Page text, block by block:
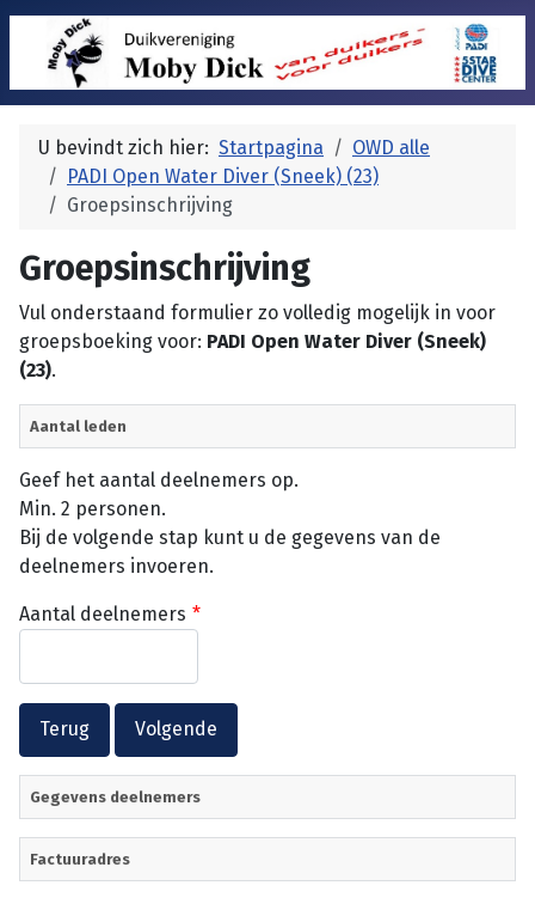
U bevindt zich hier: Startpagina
OWD alle
PADI Open Water Diver (Sneek) (23)
Groepsinschrijving
Groepsinschrijving
Vul onderstaand formulier zo volledig mogelijk in voor
groepsboeking voor: PADI Open Water Diver (Sneek)
(23).
Aantal leden
Geef het aantal deelnemers op.
Min. 2 personen.
Bij de volgende stap kunt u de gegevens van de
deelnemers invoeren.
Aantal deelnemers *
Gegevens deelnemers
Factuuradres